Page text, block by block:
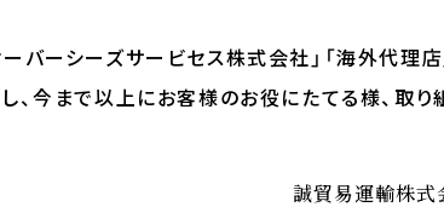
バーシーズサービセス株式会社」「海外代理
、今まで以上にお客様のお役にたてる様、取り
誠貿易運輸株